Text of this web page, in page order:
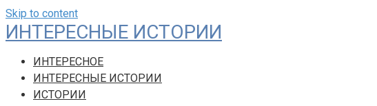
Skip to content
ИНТЕРЕСНЫЕ ИСТОРИИ
ИНТЕРЕСНОЕ
ИНТЕРЕСНЫЕ ИСТОРИИ
ИСТОРИИ